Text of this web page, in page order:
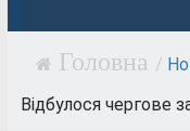
/
Відбулося чергове